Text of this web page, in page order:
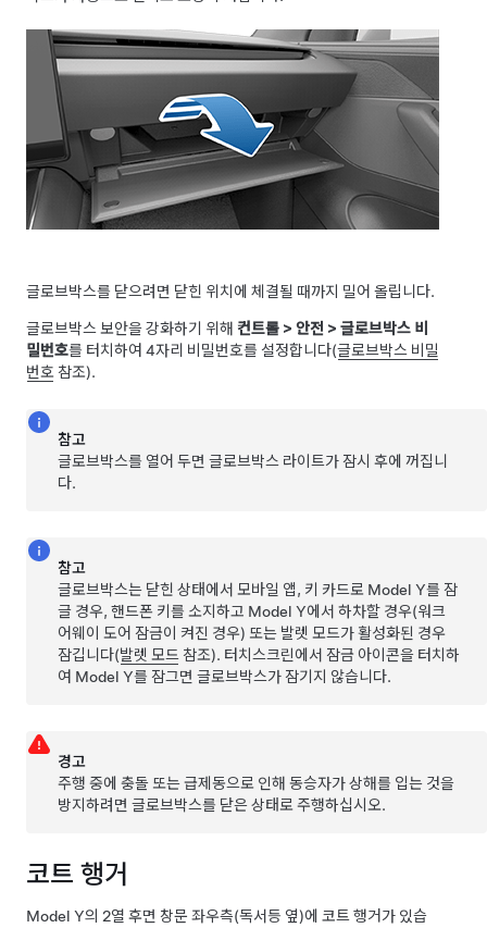
글로브박스를 닫으려면 닫힌 위치에 체결될 때까지 밀어 올립니다.
글로브박스 보안을 강화하기 위해 컨트롤 > 안전 > 글로브박스 비
밀번호를 터치하여 4자리 비밀번호를 설정합니다(글로브박스 비밀
번호 참조).
참고
글로브박스를 열어 두면 글로브박스 라이트가 잠시 후에 꺼집니
다.
참고
글로브박스는 닫힌 상태에서 모바일 앱, 키 카드로 Model Y를 잠
글 경우, 핸드폰 키를 소지하고 Model Y에서 하차할 경우(워크
어웨이 도어 잠금이 켜진 경우) 또는 발렛 모드가 활성화된 경우
잠깁니다(발렛 모드 참조). 터치스크린에서 잠금 아이콘을 터치하
여 Model Y를 잠그면 글로브박스가 잠기지 않습니다.
경고
주행 중에 충돌 또는 급제동으로 인해 동승자가 상해를 입는 것을
방지하려면 글로브박스를 닫은 상태로 주행하십시오.
코트 행거
Model Y의 2열 후면 창문 좌우측(독서등 옆)에 코트 행거가 있습